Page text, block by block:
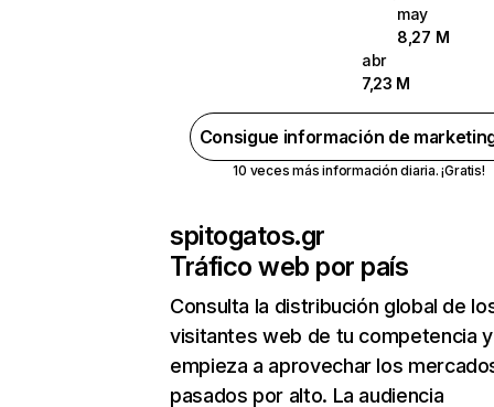
may
8,27 M
abr
7,23 M
Consigue información de
10 veces más información diaria. ¡Gratis!
spitogatos.gr
Tráfico web por país
Consulta la distribución global de
visitantes web de tu competencia y
empieza a aprovechar los
pasados por alto. La audiencia